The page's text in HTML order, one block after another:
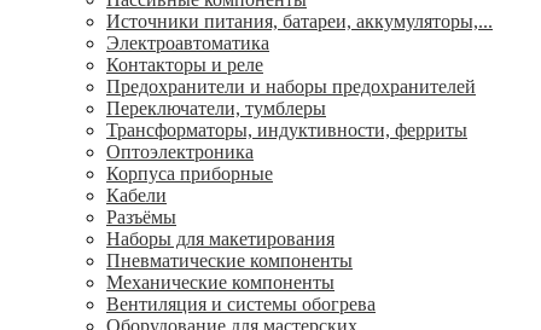
Источники питания, батареи, аккумуляторы,...
Электроавтоматика
Контакторы и реле
Предохранители и наборы предохранителей
Переключатели, тумблеры
Трансформаторы, индуктивности, ферриты
Oптоэлектроника
Корпуса приборные
Кабели
Разъёмы
Наборы для макетирования
Пневматические компоненты
Механические компоненты
Вентиляция и системы обогрева
Оборудование для мастерских